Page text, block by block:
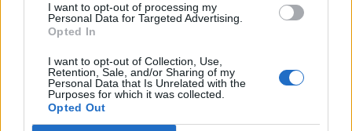
I want to opt-out of processing my
Personal Data for Targeted Advertising.
Opted In
I want to opt-out of Collection, Use,
Retention, Sale, and/or Sharing of my
Personal Data that Is Unrelated with the
Purposes for which it was collected.
Opted Out
Emoção com o Grupo de Fados da Faculdade de
Engenharia da Universidade do Porto no escadório
do Santuário
8/08/2026